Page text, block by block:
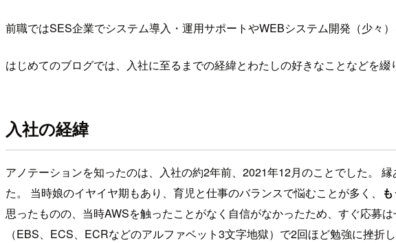
前職ではSES企業でシステム導入・運用サポートやWEBシステム開発（少々
はじめてのブログでは、入社に至るまでの経緯とわたしの好きなことなどを綴
入社の経緯
アノテーションを知ったのは、入社の約2年前、2021年12月のことでした。 縁
た。 当時娘のイヤイヤ期もあり、育児と仕事のバランスで悩むことが多く、
思ったものの、当時AWSを触ったことがなく自信がなかったため、すぐ応募
（EBS、ECS、ECRなどのアルファベット3文字地獄）で2回ほど勉強に挫折し